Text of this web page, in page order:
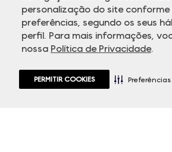
personalização do site conforme
preferências, segundo os seus
perfil. Para mais informações,
nossa Política de Privacidade.
PERMITIR COOKIES